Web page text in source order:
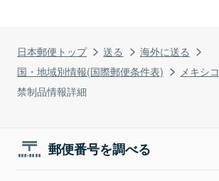
日本郵便トップ 送る
海外に送る
国・地域別情報(国際郵便条件表)
メキシコ
禁制品情報詳細
郵便番号を調べる